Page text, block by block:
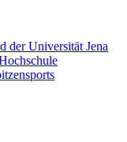
der Universität Jena